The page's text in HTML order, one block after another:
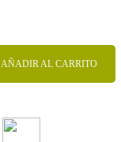
AÑADIR AL CARRITO